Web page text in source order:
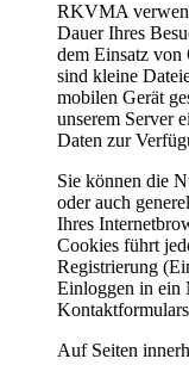
RKVMA
Dauer Ihres
dem Einsatz von
sind kleine
mobilen Gerät
unserem Server
Daten zur
Sie können die
oder auch
Ihres
Cookies führt
Registrierung
Einloggen in ein
Auf Seiten